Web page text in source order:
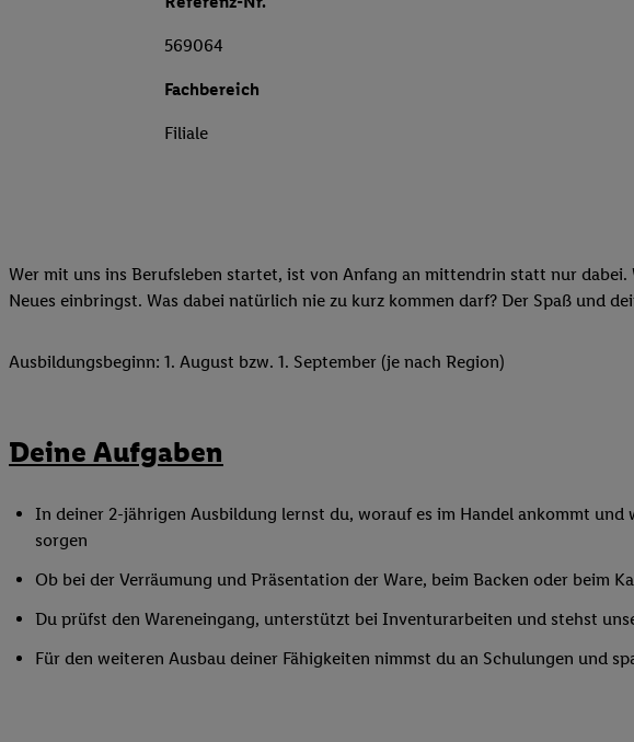
569064
Fachbereich
Filiale
Wer mit uns ins Berufsleben startet, ist von Anfang an mittendrin statt nur
Neues einbringst. Was dabei natürlich nie zu kurz kommen darf? Der Spaß und
Ausbildungsbeginn: 1. August bzw. 1. September (je nach Region)
Deine Aufgaben
In deiner 2-jährigen Ausbildung lernst du, worauf es im Handel ankommt
sorgen
Ob bei der Verräumung und Präsentation der Ware, beim Backen oder beim
Du prüfst den Wareneingang, unterstützt bei Inventurarbeiten und stehst
Für den weiteren Ausbau deiner Fähigkeiten nimmst du an Schulungen und